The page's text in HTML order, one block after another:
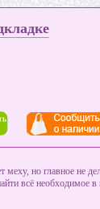
но главное не
всё необходимое